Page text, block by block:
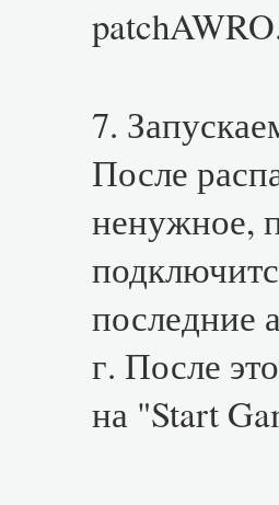
7.
После
ненужное,
последние
г. После
на "Start